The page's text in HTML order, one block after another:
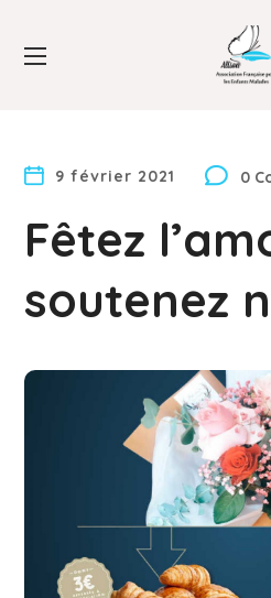
9 février 2021 0
Fêtez
soutenez